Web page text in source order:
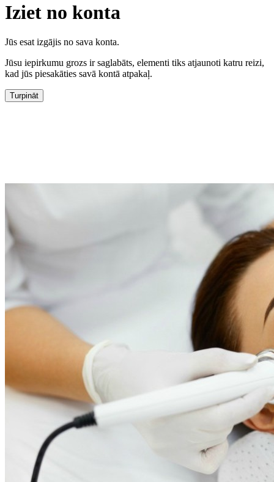
Iziet no konta
Jūs esat izgājis no sava konta.
Jūsu iepirkumu grozs ir saglabāts, elementi tiks atjaunoti katru reizi,
kad jūs piesakāties savā kontā atpakaļ.
Turpināt